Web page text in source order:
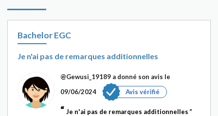
Bachelor EGC
Je n'ai pas de remarques additionnelles
@Gewusi_19189 a donné son avis le
09/06/2024
Avis vérifié
Je n'ai pas de remarques additionnelles